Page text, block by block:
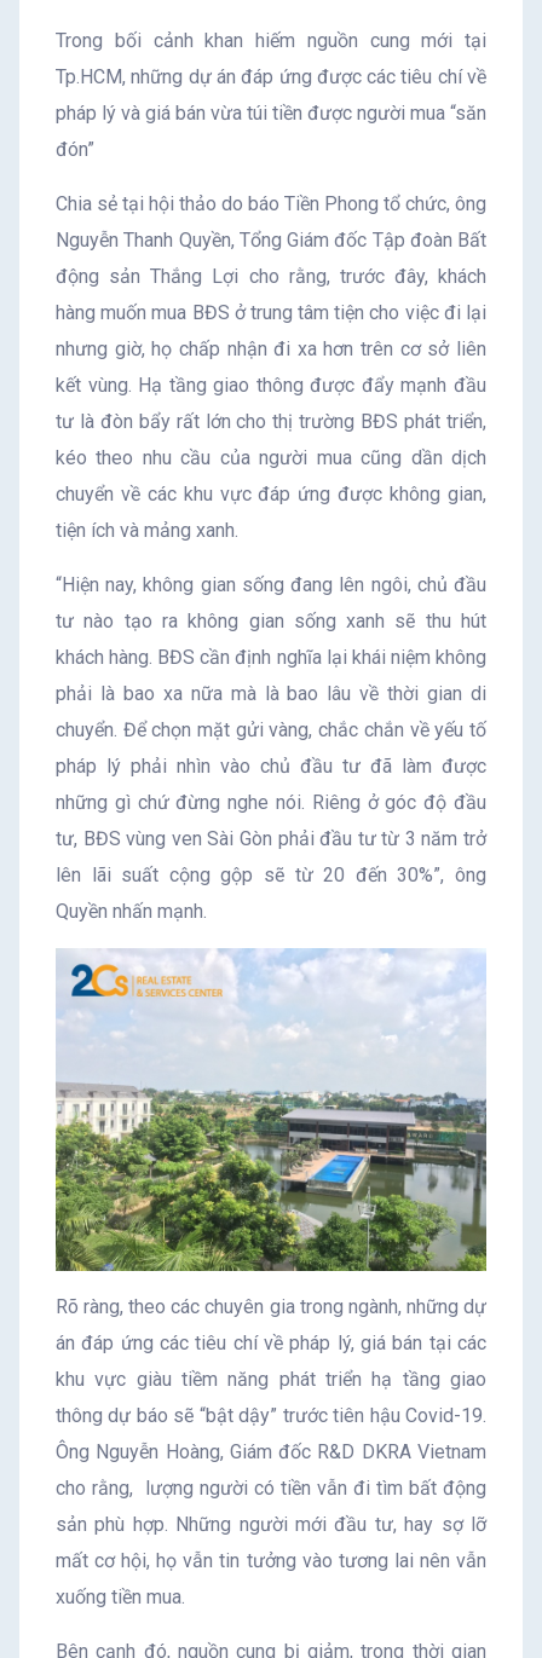
Trong bối cảnh khan hiếm nguồn cung mới tại
Tp.HCM, những dự án đáp ứng được các tiêu chí về
pháp lý và giá bán vừa túi tiền được người mua “săn
đón”
Chia sẻ tại hội thảo do báo Tiền Phong tổ chức, ông
Nguyễn Thanh Quyền, Tổng Giám đốc Tập đoàn Bất
động sản Thắng Lợi cho rằng, trước đây, khách
hàng muốn mua BĐS ở trung tâm tiện cho việc đi lại
nhưng giờ, họ chấp nhận đi xa hơn trên cơ sở liên
kết vùng. Hạ tầng giao thông được đẩy mạnh đầu
tư là đòn bẩy rất lớn cho thị trường BĐS phát triển,
kéo theo nhu cầu của người mua cũng dần dịch
chuyển về các khu vực đáp ứng được không gian,
tiện ích và mảng xanh.
“Hiện nay, không gian sống đang lên ngôi, chủ đầu
tư nào tạo ra không gian sống xanh sẽ thu hút
khách hàng. BĐS cần định nghĩa lại khái niệm không
phải là bao xa nữa mà là bao lâu về thời gian di
chuyển. Để chọn mặt gửi vàng, chắc chắn về yếu tố
pháp lý phải nhìn vào chủ đầu tư đã làm được
những gì chứ đừng nghe nói. Riêng ở góc độ đầu
tư, BĐS vùng ven Sài Gòn phải đầu tư từ 3 năm trở
lên lãi suất cộng gộp sẽ từ 20 đến 30%”, ông
Quyền nhấn mạnh.
Rõ ràng, theo các chuyên gia trong ngành, những dự
án đáp ứng các tiêu chí về pháp lý, giá bán tại các
khu vực giàu tiềm năng phát triển hạ tầng giao
thông dự báo sẽ “bật dậy” trước tiên hậu Covid-19.
Ông Nguyễn Hoàng, Giám đốc R&D DKRA Vietnam
cho rằng, lượng người có tiền vẫn đi tìm bất động
sản phù hợp. Những người mới đầu tư, hay sợ lỡ
mất cơ hội, họ vẫn tin tưởng vào tương lai nên vẫn
xuống tiền mua.
Bên cạnh đó, nguồn cung bị giảm, trong thời gian